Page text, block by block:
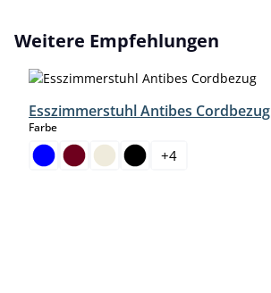
Produktgalerie überspringen
Weitere Empfehlungen
Esszimmerstuhl Antibes Cordbezug
Farbeauswählen
+4